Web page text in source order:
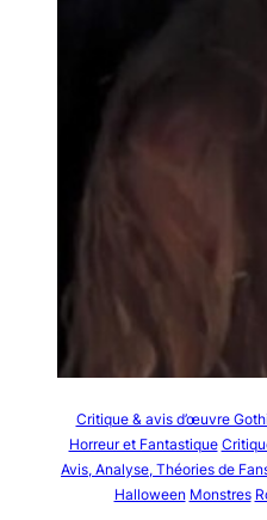
Critique & avis d’œuvre
Horreur et Fantastique
Avis, Analyse, Théories de
Halloween Monstres